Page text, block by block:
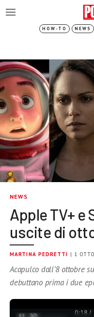
HOW-TO NEWS
NEWS
Apple TV+ e
uscite di
MARTINA PEDRETTI | 1
Acapulco dall’8 ottobre
debuttano prima i due
0:19 /